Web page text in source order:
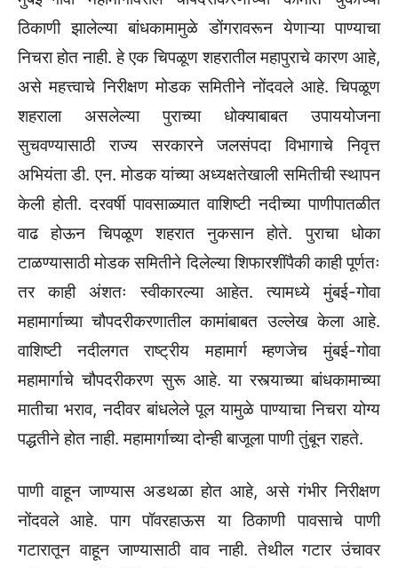
ठिकाणी झालेल्या बांधकामामुळे डोंगरावरून येणाऱ्या पाण्याचा
निचरा होत नाही. हे एक चिपळूण शहरातील महापुराचे कारण आहे,
असे महत्त्वाचे निरीक्षण मोडक समितीने नोंदवले आहे. चिपळूण
शहराला असलेल्या पुराच्या धोक्याबाबत उपाययोजना
सुचवण्यासाठी राज्य सरकारने जलसंपदा विभागाचे निवृत्त
अभियंता डी. एन. मोडक यांच्या अध्यक्षतेखाली समितीची स्थापन
केली होती. दरवर्षी पावसाळ्यात वाशिष्टी नदीच्या पाणीपातळीत
वाढ होऊन चिपळूण शहरात नुकसान होते. पुराचा धोका
टाळण्यासाठी मोडक समितीने दिलेल्या शिफारशींपैकी काही पूर्णतः
तर काही अंशतः स्वीकारल्या आहेत. त्यामध्ये मुंबई-गोवा
महामार्गाच्या चौपदरीकरणातील कामांबाबत उल्लेख केला आहे.
वाशिष्टी नदीलगत राष्ट्रीय महामार्ग म्हणजेच मुंबई-गोवा
महामार्गाचे चौपदरीकरण सुरू आहे. या रस्त्याच्या बांधकामाच्या
मातीचा भराव, नदीवर बांधलेले पूल यामुळे पाण्याचा निचरा योग्य
पद्धतीने होत नाही. महामार्गाच्या दोन्ही बाजूला पाणी तुंबून राहते.
पाणी वाहून जाण्यास अडथळा होत आहे, असे गंभीर निरीक्षण
नोंदवले आहे. पाग पॉवरहाऊस या ठिकाणी पावसाचे पाणी
गटारातून वाहून जाण्यासाठी वाव नाही. तेथील गटार उंचावर